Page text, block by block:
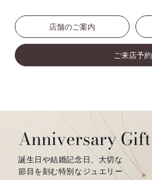
店舗のご案内
ご来店予約
Anniversary Gift
誕生日や結婚記念日、大切な
節目を刻む特別なジュエリー